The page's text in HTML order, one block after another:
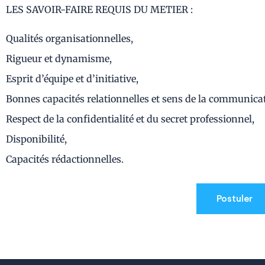
LES SAVOIR-FAIRE REQUIS DU METIER :
Qualités organisationnelles,
Rigueur et dynamisme,
Esprit d’équipe et d’initiative,
Bonnes capacités relationnelles et sens de la
Respect de la confidentialité et du secret professionnel,
Disponibilité,
Capacités rédactionnelles.